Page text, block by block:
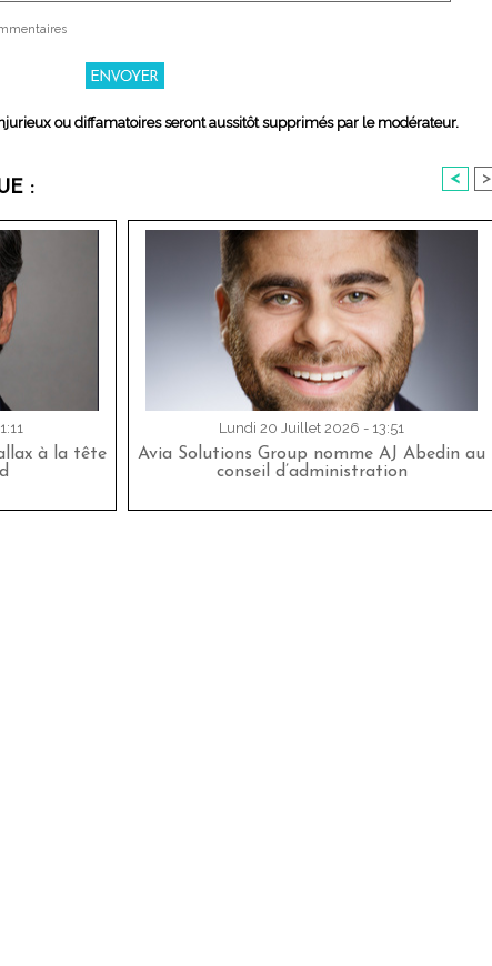
ou diffamatoires seront aussitôt supprimés par le modérateur.
: < >
à la tête
Lundi 20 Juillet 2026 - 13:51
Avia Solutions Group nomme AJ Abedin au
conseil d’administration